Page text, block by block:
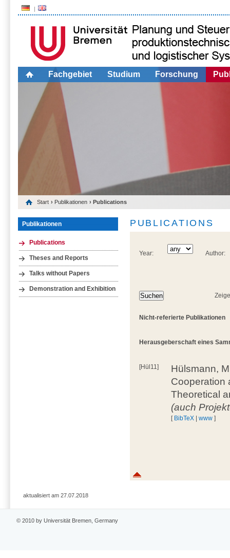
Fachgebiet Studium Forschung
Start › Publikationen › Publications
Publikationen
Publications
Theses and Reports
Talks without Papers
Demonstration and Exhibition
PUBLICATIONS
Year: Author:
Nicht-referierte Publikationen
Herausgeberschaft eines
[Hül11]
Hülsmann,
Cooperation
Theoretical
(auch
[ BibTeX |www ]
aktualisiert am 27.07.2018
© 2010 by Universität Bremen, Germany